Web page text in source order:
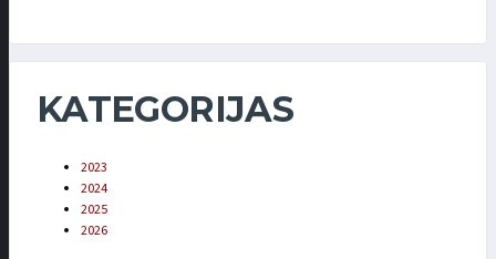
KATEGORIJAS
2023
2024
2025
2026